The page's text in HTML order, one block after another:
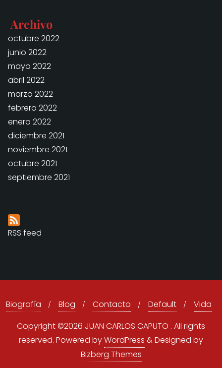
Archivo
octubre 2022
junio 2022
mayo 2022
abril 2022
marzo 2022
febrero 2022
enero 2022
diciembre 2021
noviembre 2021
octubre 2021
septiembre 2021
RSS feed
Biografía Blog Contacto Default
Vida
Copyright ©2026 JUAN CARLOS CAPUTO . All rights
reserved. Powered byWordPress &Designed by
Bizberg Themes